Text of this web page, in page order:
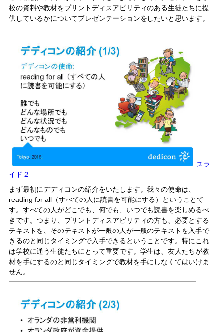
校の資料や教材をプリントディスアビリティのある生徒たちに提
供しているかについてプレゼンテーションをしたいと思います。
スラ
イド２
まず最初にデディコンの紹介をいたします。我々の使命は、
reading for all（すべての人に読書を可能にする）ということで
す。すべての人がどこでも、何でも、いつでも読書を楽しめるべ
きです。つまり、プリントディスアビリティの方も、必要とする
テキストを、そのテキストが一般の人が一般のテキストを入手で
きるのと同じタイミングで入手できるということです。特にこれ
は学校に通う生徒たちにとって重要です。学生は、友人たちが教
材を手にするのと同じタイミングで教材を手にしなくてはいけま
せん。